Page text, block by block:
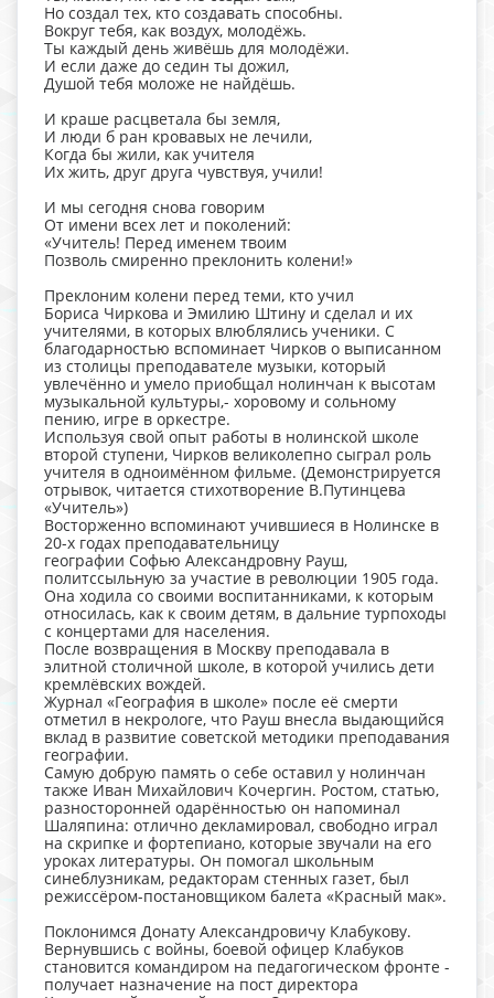
Но создал тех, кто создавать способны.
Вокруг тебя, как воздух, молодёжь.
Ты каждый день живёшь для молодёжи.
И если даже до седин ты дожил,
Душой тебя моложе не найдёшь.
И краше расцветала бы земля,
И люди б ран кровавых не лечили,
Когда бы жили, как учителя
Их жить, друг друга чувствуя, учили!
И мы сегодня снова говорим
От имени всех лет и поколений:
«Учитель! Перед именем твоим
Позволь смиренно преклонить колени!»
Преклоним колени перед теми, кто учил
Бориса Чиркова и Эмилию Штину и сделал и их
учителями, в которых влюблялись ученики. С
благодарностью вспоминает Чирков о выписанном
из столицы преподавателе музыки, который
увлечённо и умело приобщал нолинчан к высотам
музыкальной культуры,- хоровому и сольному
пению, игре в оркестре.
Используя свой опыт работы в нолинской школе
второй ступени, Чирков великолепно сыграл роль
учителя в одноимённом фильме. (Демонстрируется
отрывок, читается стихотворение В.Путинцева
«Учитель»)
Восторженно вспоминают учившиеся в Нолинске в
20-х годах преподавательницу
географии Софью Александровну Рауш,
политссыльную за участие в революции 1905 года.
Она ходила со своими воспитанниками, к которым
относилась, как к своим детям, в дальние турпоходы
с концертами для населения.
После возвращения в Москву преподавала в
элитной столичной школе, в которой учились дети
кремлёвских вождей.
Журнал «География в школе» после её смерти
отметил в некрологе, что Рауш внесла выдающийся
вклад в развитие советской методики преподавания
географии.
Самую добрую память о себе оставил у нолинчан
также Иван Михайлович Кочергин. Ростом, статью,
разносторонней одарённостью он напоминал
Шаляпина: отлично декламировал, свободно играл
на скрипке и фортепиано, которые звучали на его
уроках литературы. Он помогал школьным
синеблузникам, редакторам стенных газет, был
режиссёром-постановщиком балета «Красный мак».
Поклонимся Донату Александровичу Клабукову.
Вернувшись с войны, боевой офицер Клабуков
становится командиром на педагогическом фронте -
получает назначение на пост директора